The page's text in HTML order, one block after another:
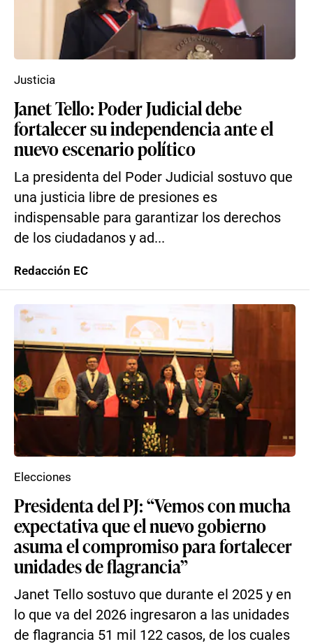
Janet Tello: Poder Judicial debe
fortalecer su independencia ante el
nuevo escenario político
La presidenta del Poder Judicial sostuvo que
una justicia libre de presiones es
indispensable para garantizar los derechos
de los ciudadanos y ad...
Justicia
Redacción EC
Presidenta del PJ: “Vemos con mucha
expectativa que el nuevo gobierno
asuma el compromiso para fortalecer
unidades de flagrancia”
Janet Tello sostuvo que durante el 2025 y en
lo que va del 2026 ingresaron a las unidades
de flagrancia 51 mil 122 casos, de los cuales
Elecciones